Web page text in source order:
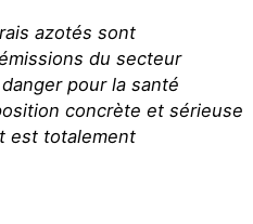
azotés sont
du secteur
pour la santé
concrète et sérieuse
est totalement